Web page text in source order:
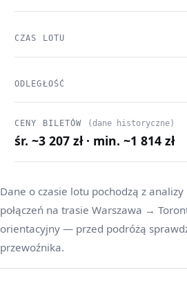
CZAS LOTU
ODLEGŁOŚĆ
CENY BILETÓW (dane historyczne)
śr. ~3 207 zł · min. ~1 814 zł
Dane o czasie lotu pochodzą z analizy
połączeń na trasie Warszawa →
orientacyjny — przed podróżą
przewoźnika.